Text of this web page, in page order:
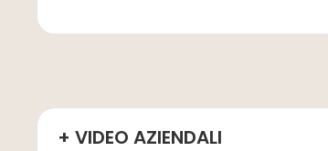
+ VIDEO AZIENDALI